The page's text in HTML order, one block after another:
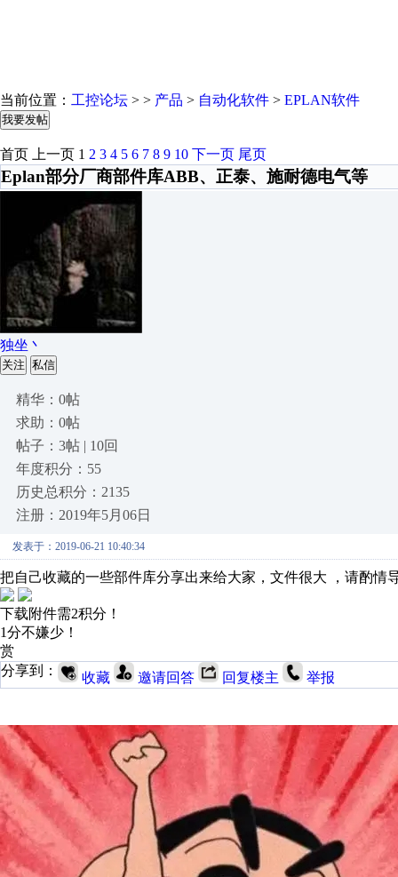
当前位置： 工控论坛 > > 产品 > 自动化软件 > EPLAN软件
我要发帖
首页 上一页 1 2 3 4 5 6 7 8 9 10 下一页 尾页
Eplan部分厂商部件库ABB、正泰、施耐德电气等
独坐丶
关注 私信
精华：0帖
求助：0帖
帖子：3帖 | 10回
年度积分：55
历史总积分：2135
注册：2019年5月06日
发表于：2019-06-21 10:40:34
把自己收藏的一些部件库分享出来给大家，文件很大 ，请酌情
下载附件需2积分！
1分不嫌少！
赏
分享到：
收藏 邀请回答 回复楼主 举报